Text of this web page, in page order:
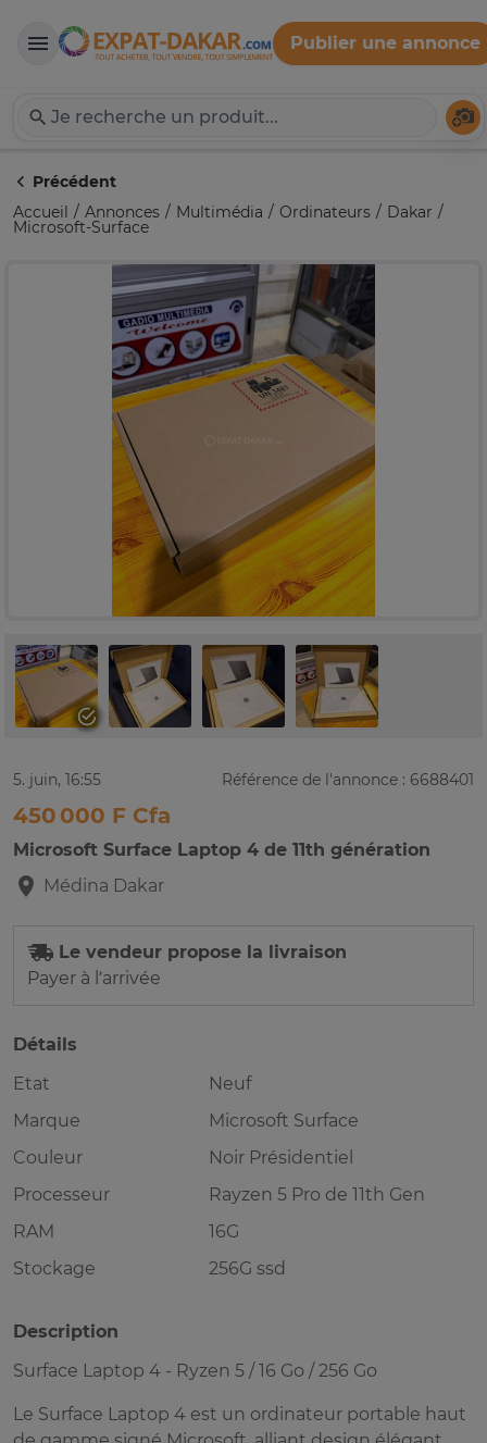
Expat-Dakar
Publier une annonce
Précédent
Accueil
Annonces Multimédia Ordinateurs Dakar
Microsoft-Surface
5. juin, 16:55 Référence de l'annonce : 6688401
450 000 F Cfa
Microsoft Surface Laptop 4 de 11th génération
Médina Dakar
Le vendeur propose la livraison
Payer à l’arrivée
Détails
Etat
Neuf
Marque
Microsoft Surface
Couleur
Noir Présidentiel
Processeur
Rayzen 5 Pro de 11th Gen
RAM
16G
Stockage
256G ssd
Description
Surface Laptop 4 - Ryzen 5 / 16 Go / 256 Go
Le Surface Laptop 4 est un ordinateur portable haut